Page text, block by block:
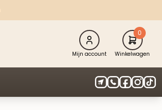
Mijn account
0
Winkelwagen